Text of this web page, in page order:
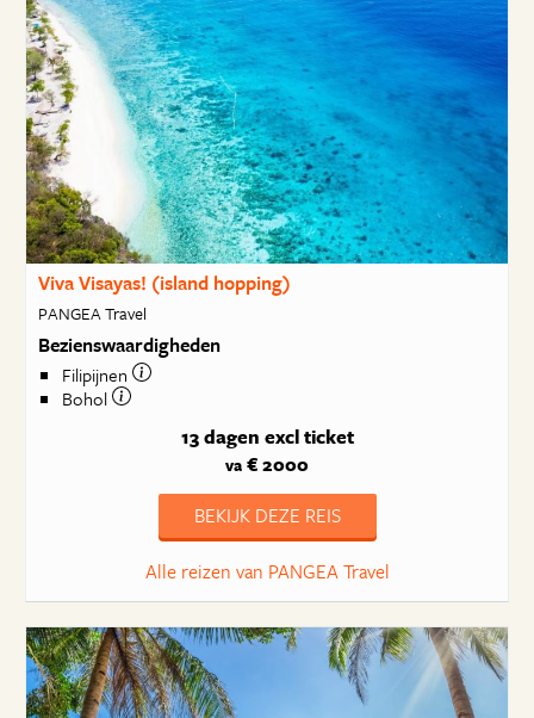
Viva Visayas! (island hopping)
PANGEA Travel
Bezienswaardigheden
Filipijnen
Bohol
13 dagen excl ticket
va € 2000
BEKIJK DEZE REIS
Alle reizen van PANGEA Travel